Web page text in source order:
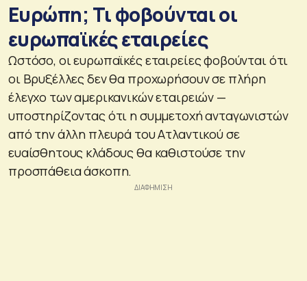
Ευρώπη; Τι φοβούνται οι
ευρωπαϊκές εταιρείες
Ωστόσο, οι ευρωπαϊκές εταιρείες φοβούνται ότι
οι Βρυξέλλες δεν θα προχωρήσουν σε πλήρη
έλεγχο των αμερικανικών εταιρειών —
υποστηρίζοντας ότι η συμμετοχή ανταγωνιστών
από την άλλη πλευρά του Ατλαντικού σε
ευαίσθητους κλάδους θα καθιστούσε την
προσπάθεια άσκοπη.